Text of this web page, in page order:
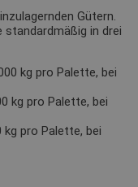
Gütern.
standardmäßig in drei
kg pro Palette, bei
kg pro Palette, bei
pro Palette, bei